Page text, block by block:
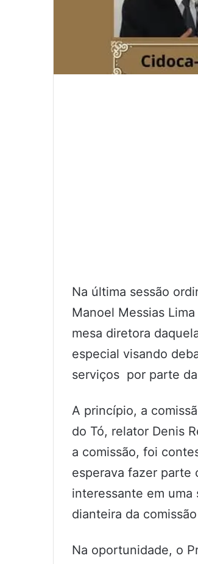
Na última sessão
Manoel Messias
mesa diretora
especial visando
serviços por parte
A princípio, a
do Tó, relator Denis
a comissão, foi
esperava fazer parte
interessante em uma
dianteira da
Na oportunidade, o